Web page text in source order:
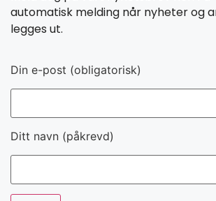
automatisk melding når nyheter og
legges ut.
Din e-post (obligatorisk)
Ditt navn (påkrevd)